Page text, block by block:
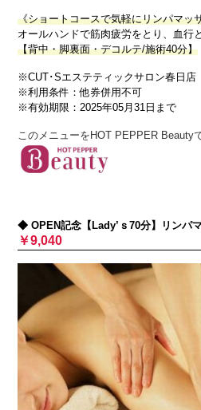
《ショートコースで気軽にリンパマッ
オールハンドで筋肉疲労をとり、血行
【背中・脚裏面・デコルテ/施術40分】
※CUT･Sエステティックサロン春日店
※利用条件：他券併用不可
※有効期限：2025年05月31日まで
このメニューをHOT PEPPER Beauty
◆ OPEN記念【Lady’ｓ70分】リンパ
￥9,040